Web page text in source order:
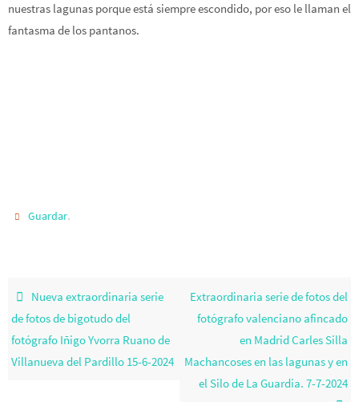
nuestras lagunas porque está siempre escondido, por eso le llaman el
fantasma de los pantanos.
Guardar.
Nueva extraordinaria serie
de fotos de bigotudo del
fotógrafo Iñigo Yvorra Ruano de
Villanueva del Pardillo 15-6-2024
Extraordinaria serie de fotos del
fotógrafo valenciano afincado
en Madrid Carles Silla
Machancoses en las lagunas y en
el Silo de La Guardia. 7-7-2024